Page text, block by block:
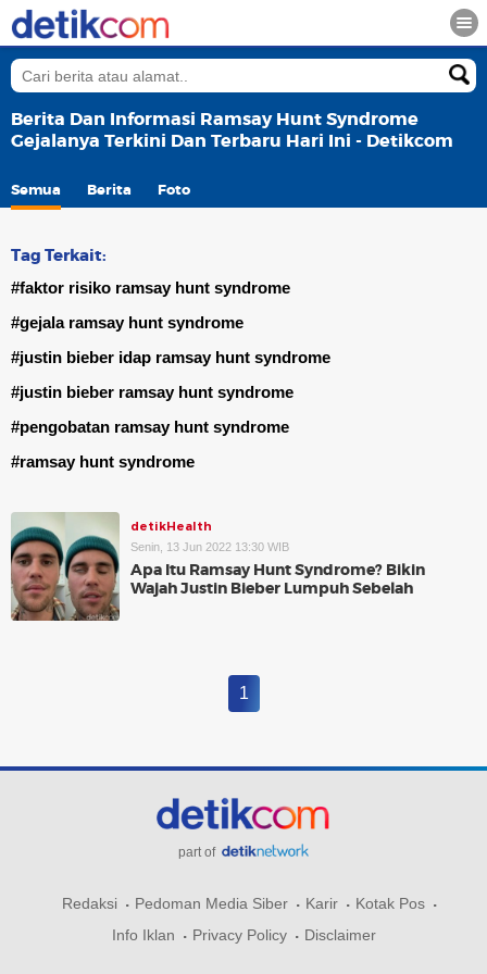
Berita Dan Informasi Ramsay Hunt Syndrome
Gejalanya Terkini Dan Terbaru Hari Ini - Detikcom
Semua Berita Foto
Tag Terkait:
#faktor risiko ramsay hunt syndrome
#gejala ramsay hunt syndrome
#justin bieber idap ramsay hunt syndrome
#justin bieber ramsay hunt syndrome
#pengobatan ramsay hunt syndrome
#ramsay hunt syndrome
detikHealth
Senin, 13 Jun 2022 13:30 WIB
Apa Itu Ramsay Hunt Syndrome? Bikin
Wajah Justin Bieber Lumpuh Sebelah
1
part of
Redaksi Pedoman Media Siber Karir
Kotak Pos
Info Iklan
Privacy Policy Disclaimer